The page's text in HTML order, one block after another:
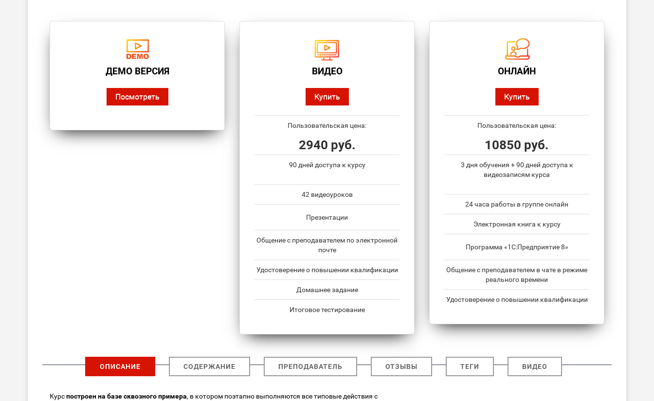
ДЕМО ВЕРСИЯ
Посмотреть
ВИДЕО
Купить
Пользовательская цена:
2940 руб.
90 дней доступа к курсу
42 видеоуроков
Презентации
Общение с преподавателем по электронной
почте
Удостоверение о повышении квалификации
Домашнее задание
Итоговое тестирование
ОНЛАЙН
Купить
Пользовательская цена:
10850 руб.
3 дня обучения + 90 дней доступа к
видеозаписям курса
24 часа работы в группе онлайн
Электронная книга к курсу
Программа «1С:Предприятие 8»
Общение с преподавателем в чате в режиме
реального времени
Удостоверение о повышении квалификации
ОПИСАНИЕ СОДЕРЖАНИЕ ПРЕПОДАВАТЕЛЬ ОТЗЫВЫ ТЕГИ ВИДЕО
Курспостроен на базе сквозного примера, в котором поэтапно выполняются все типовые действия с